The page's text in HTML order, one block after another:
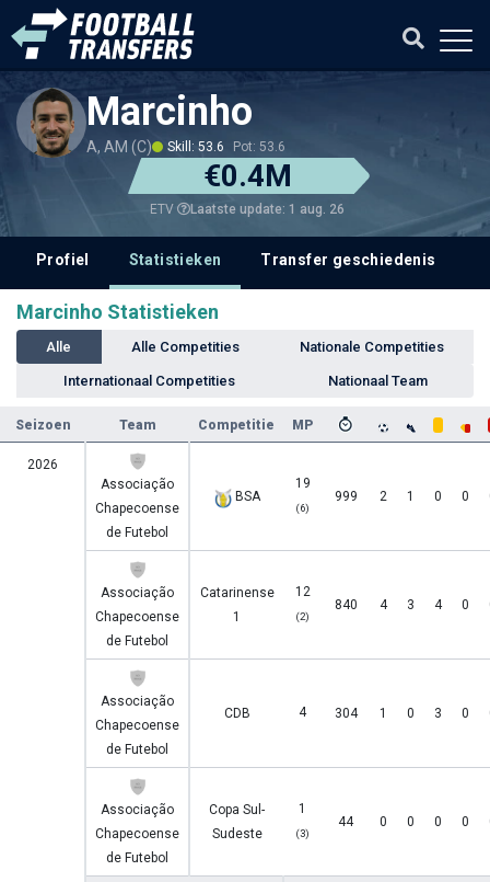
Marcinho
A, AM (C) Skill: 53.6 Pot: 53.6
€0.4M
ETV Laatste update: 1 aug. 26
Profiel Statistieken Transfer geschiedenis
Marcinho Statistieken
Alle Alle Competities Nationale Competities
Internationaal Competities Nationaal Team
Seizoen Team Competitie MP
2026
Associação
Chapecoense
de Futebol
BSA
19
(6)
999 2 1 0 0
Associação
Chapecoense
de Futebol
Catarinense
1
12
(2)
840 4 3 4 0
Associação
Chapecoense
de Futebol
CDB 4 304 1 0 3 0
Associação
Chapecoense
de Futebol
Copa Sul-
Sudeste
1
(3)
44 0 0 0 0